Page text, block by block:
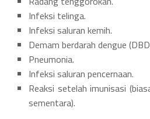
Infeksi telinga.
Infeksi saluran kemih.
Demam berdarah dengue
Pneumonia.
Infeksi saluran pencernaan.
Reaksi setelah imunisasi
sementara).